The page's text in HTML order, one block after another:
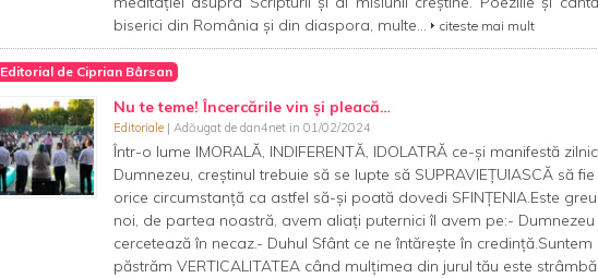
biserici din România și din diaspora, multe...
citeste mai mult
Editorial de Ciprian Bârsan
Nu te teme! Încercările vin și pleacă…
Editoriale | Adăugat de dan4net in 01/02/2024
Într-o lume IMORALĂ, INDIFERENTĂ, IDOLATRĂ ce-și manifestă
Dumnezeu, creștinul trebuie să se lupte să SUPRAVIEȚUIASCĂ să
orice circumstanță ca astfel să-și poată dovedi SFINȚENIA.Este
noi, de partea noastră, avem aliați puternici îl avem pe:-
cercetează în necaz.- Duhul Sfânt ce ne întărește în
păstrăm VERTICALITATEA când mulțimea din jurul tău este